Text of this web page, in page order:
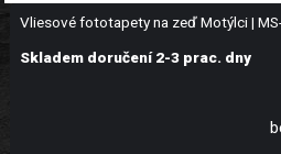
Vliesové fototapety na zeď Motýlci |
Skladem doručení 2-3 prac. dny